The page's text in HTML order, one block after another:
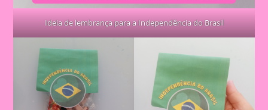
Ideia de lembrança para a Independência do Brasil